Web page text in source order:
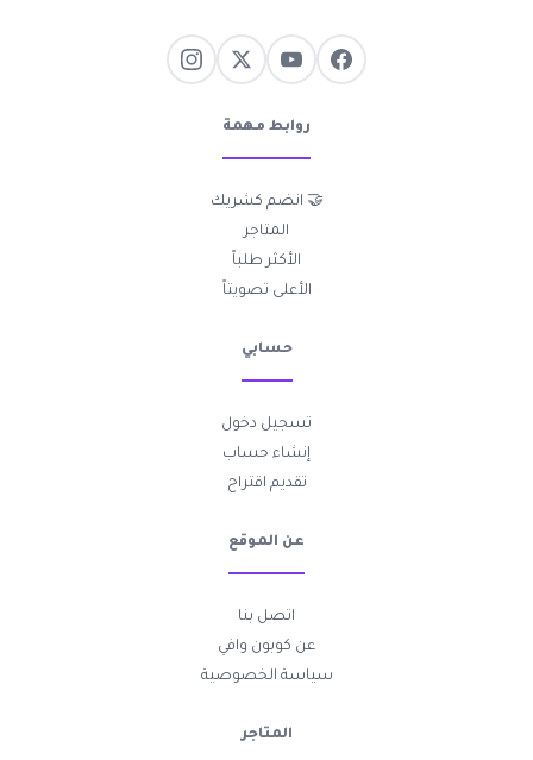
روابط مهمة
🤝 انضم كشريك
المتاجر
الأكثر طلباً
الأعلى تصويتاً
حسابي
تسجيل دخول
إنشاء حساب
تقديم اقتراح
عن الموقع
اتصل بنا
عن كوبون وافي
سياسة الخصوصية
المتاجر